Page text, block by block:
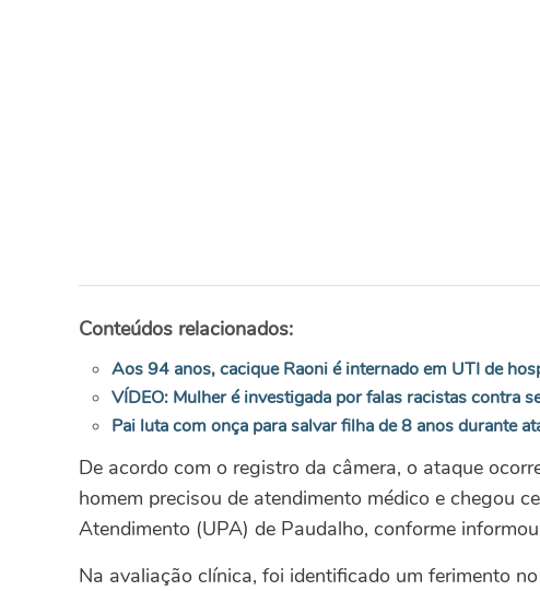
Conteúdos relacionados:
Aos 94 anos, cacique Raoni é internado em UTI de
VÍDEO: Mulher é investigada por falas racistas contra
Pai luta com onça para salvar filha de 8 anos durante
De acordo com o registro da câmera, o ataque
homem precisou de atendimento médico e chegou
Atendimento (UPA) de Paudalho, conforme
Na avaliação clínica, foi identificado um ferimento